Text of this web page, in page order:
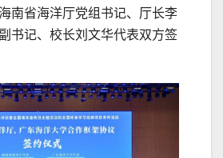
南省海洋厅党组书记、厅长李
书记、校长刘文华代表双方签